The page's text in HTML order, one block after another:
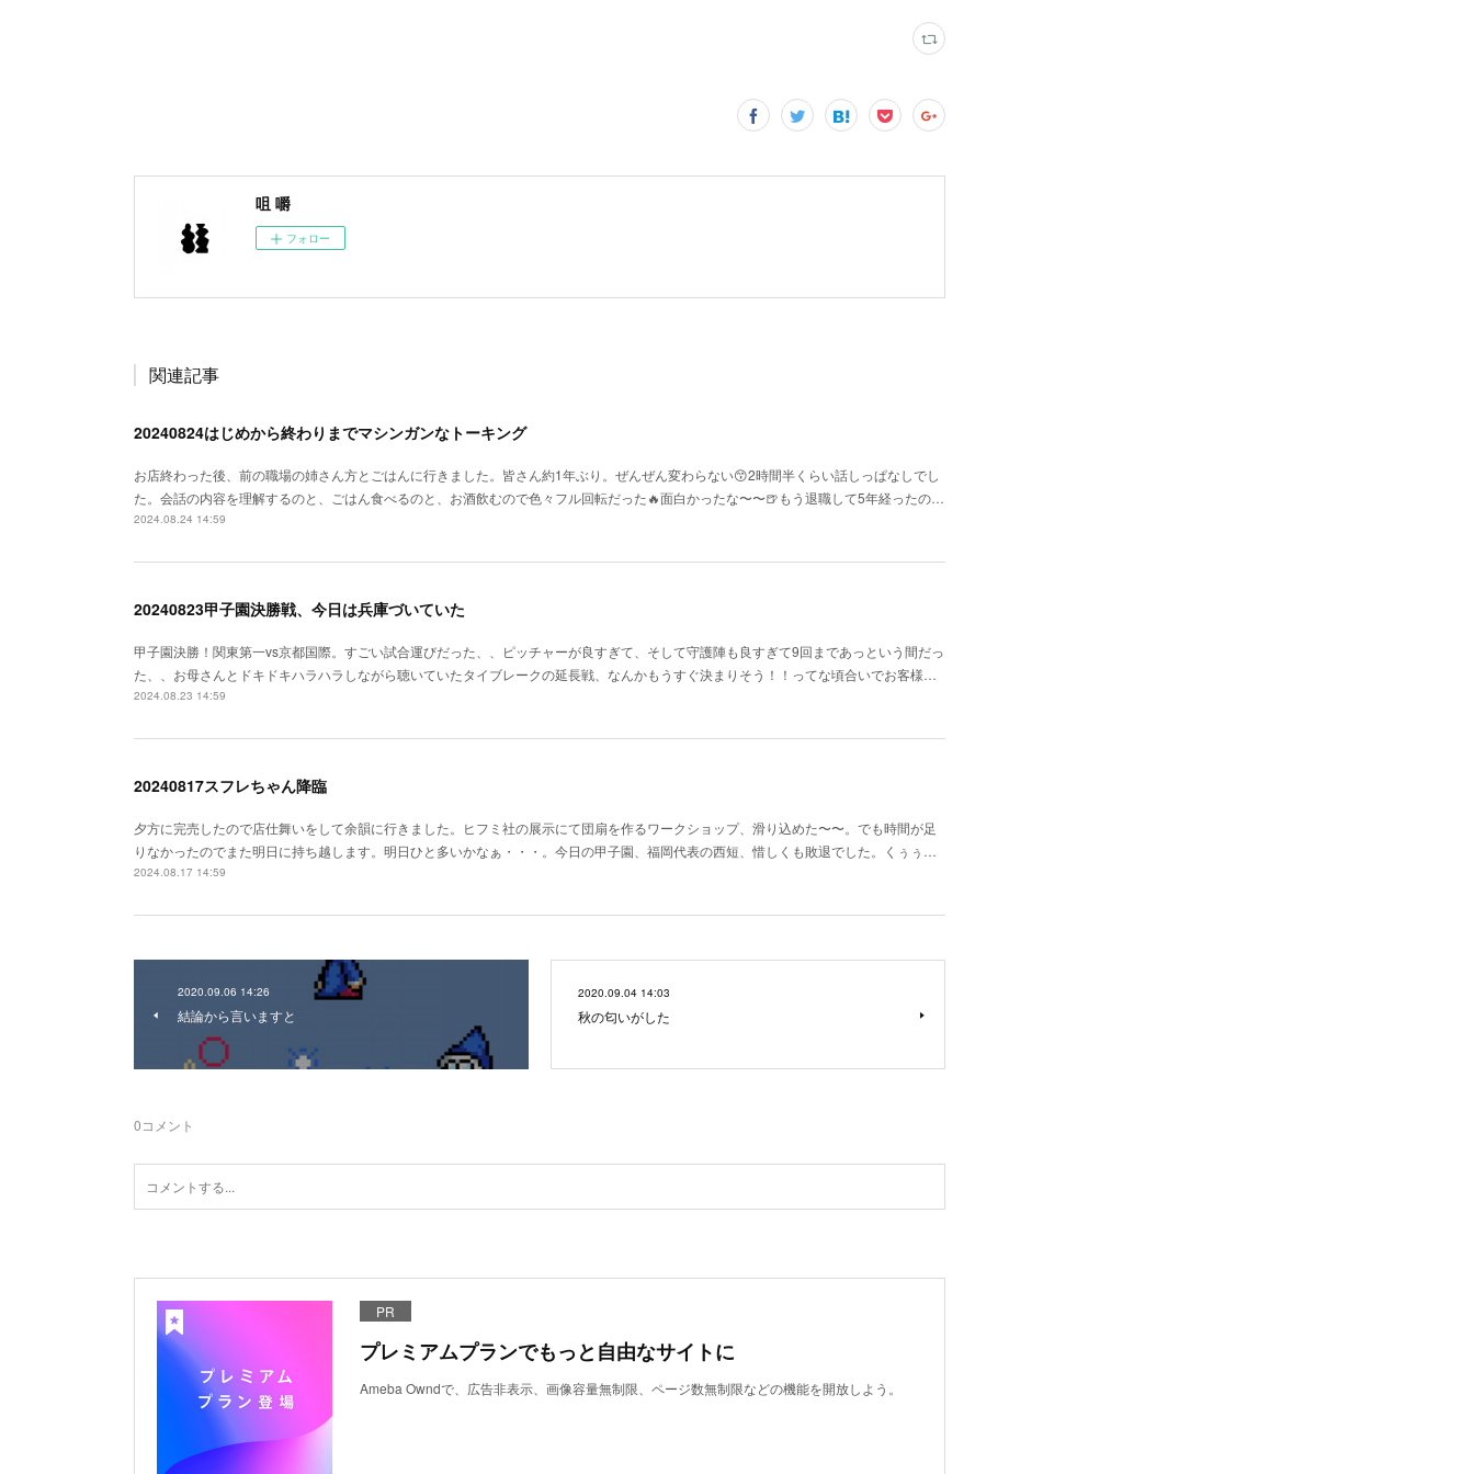
咀 嚼
フォロー
関連記事
20240824はじめから終わりまでマシンガンなトーキング
お店終わった後、前の職場の姉さん方とごはんに行きました。皆さん約1年ぶり。ぜんぜん変わらない😙2時間半くらい話しっぱなしでし
た。会話の内容を理解するのと、ごはん食べるのと、お酒飲むので色々フル回転だった🔥面白かったな〜〜🍺もう退職して5年経ったの…
2024.08.24 14:59
20240823甲子園決勝戦、今日は兵庫づいていた
甲子園決勝！関東第一vs京都国際。すごい試合運びだった、、ピッチャーが良すぎて、そして守護陣も良すぎて9回まであっという間だっ
た、、お母さんとドキドキハラハラしながら聴いていたタイブレークの延長戦、なんかもうすぐ決まりそう！！ってな頃合いでお客様…
2024.08.23 14:59
20240817スフレちゃん降臨
夕方に完売したので店仕舞いをして余韻に行きました。ヒフミ社の展示にて団扇を作るワークショップ、滑り込めた〜〜。でも時間が足
りなかったのでまた明日に持ち越します。明日ひと多いかなぁ・・・。今日の甲子園、福岡代表の西短、惜しくも敗退でした。くぅぅ…
2024.08.17 14:59
2020.09.06 14:26
結論から言いますと
2020.09.04 14:03
秋の匂いがした
0コメント
PR
プレミアムプランでもっと自由なサイトに
Ameba Owndで、広告非表示、画像容量無制限、ページ数無制限などの機能を開放しよう。